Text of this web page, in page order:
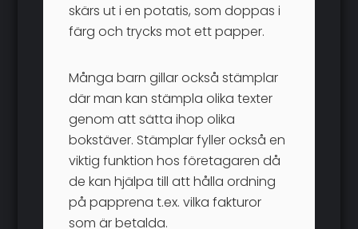
skärs ut i en potatis, som doppas i
färg och trycks mot ett papper.
Många barn gillar också stämplar
där man kan stämpla olika texter
genom att sätta ihop olika
bokstäver. Stämplar fyller också en
viktig funktion hos företagaren då
de kan hjälpa till att hålla ordning
på papprena t.ex. vilka fakturor
som är betalda.